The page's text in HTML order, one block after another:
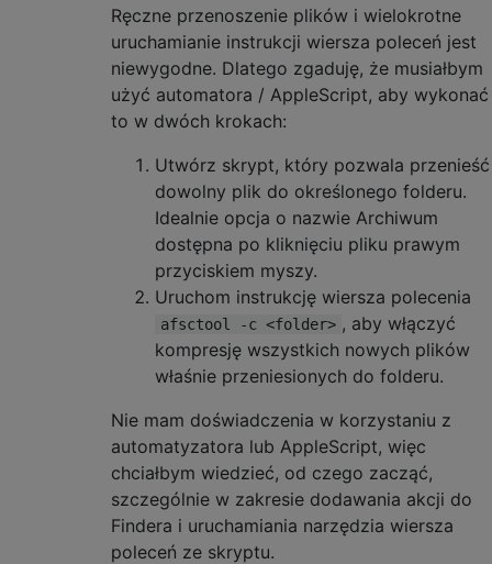
Ręczne przenoszenie plików i wielokrotne
uruchamianie instrukcji wiersza poleceń jest
niewygodne. Dlatego zgaduję, że musiałbym
użyć automatora / AppleScript, aby wykonać
to w dwóch krokach:
Utwórz skrypt, który pozwala przenieść
dowolny plik do określonego folderu.
Idealnie opcja o nazwie Archiwum
dostępna po kliknięciu pliku prawym
przyciskiem myszy.
Uruchom instrukcję wiersza polecenia
afsctool -c <folder> , aby włączyć
kompresję wszystkich nowych plików
właśnie przeniesionych do folderu.
Nie mam doświadczenia w korzystaniu z
automatyzatora lub AppleScript, więc
chciałbym wiedzieć, od czego zacząć,
szczególnie w zakresie dodawania akcji do
Findera i uruchamiania narzędzia wiersza
poleceń ze skryptu.